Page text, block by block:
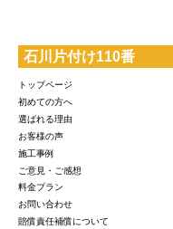
石川片付け110番
トップページ
初めての方へ
選ばれる理由
お客様の声
施工事例
ご意見・ご感想
料金プラン
お問い合わせ
賠償責任補償について